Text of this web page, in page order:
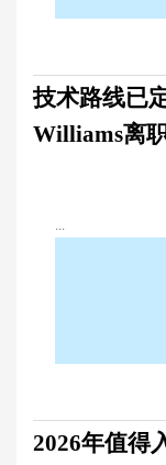
技术路线已
Williams离
...
2026年值得